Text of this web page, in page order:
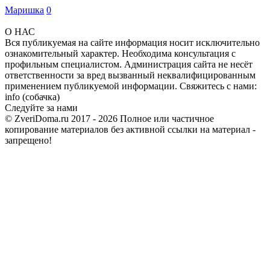
Маришка 0
О НАС
Вся публикуемая на сайте информация носит исключительно
ознакомительный характер. Необходима консультация с
профильным специалистом. Администрация сайта не несёт
ответственности за вред вызванный неквалифицированным
применением публикуемой информации. Свяжитесь с нами:
info (собачка)
Следуйте за нами
© ZveriDoma.ru 2017 - 2026 Полное или частичное
копирование материалов без активной ссылки на материал -
запрещено!